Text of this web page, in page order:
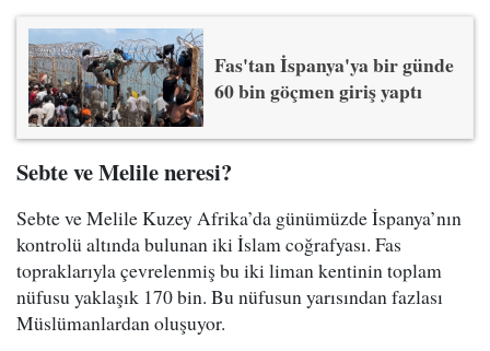
Fas'tan İspanya'ya bir günde
60 bin göçmen giriş yaptı
Sebte ve Melile neresi?
Sebte ve Melile Kuzey Afrika’da günümüzde İspanya’nın
kontrolü altında bulunan iki İslam coğrafyası. Fas
topraklarıyla çevrelenmiş bu iki liman kentinin toplam
nüfusu yaklaşık 170 bin. Bu nüfusun yarısından fazlası
Müslümanlardan oluşuyor.